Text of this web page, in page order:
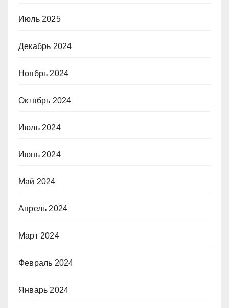
Июль 2025
Декабрь 2024
Ноябрь 2024
Октябрь 2024
Июль 2024
Июнь 2024
Май 2024
Апрель 2024
Март 2024
Февраль 2024
Январь 2024